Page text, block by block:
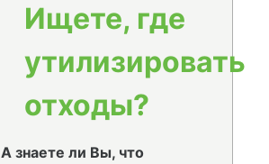
Ищете, где
утилизировать
отходы?
А знаете ли Вы, что